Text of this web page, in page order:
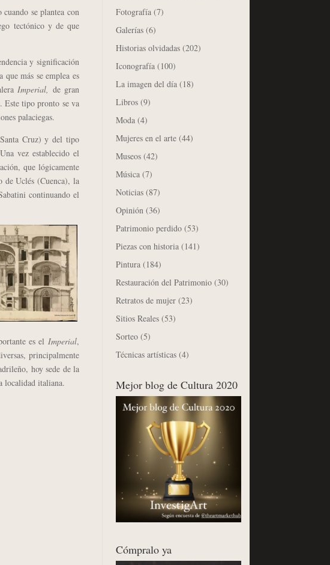
se plantea con
tectónico y de que
y significación
más se emplea es
Imperial, de gran
Este tipo pronto se va
palaciegas.
Cruz) y del tipo
vez establecido el
que lógicamente
de Uclés (Cuenca), la
continuando el
es el Imperial,
principalmente
hoy sede de la
localidad italiana.
Fotografía (7)
Galerías (6)
Historias olvidadas (202)
Iconografía (100)
La imagen del día (18)
Libros (9)
Moda (4)
Mujeres en el arte (44)
Museos (42)
Música (7)
Noticias (87)
Opinión (36)
Patrimonio perdido (53)
Piezas con historia (141)
Pintura (184)
Restauración del Patrimonio (30)
Retratos de mujer (23)
Sitios Reales (53)
Sorteo (5)
Técnicas artísticas (4)
Mejor blog de Cultura 2020
Cómpralo ya